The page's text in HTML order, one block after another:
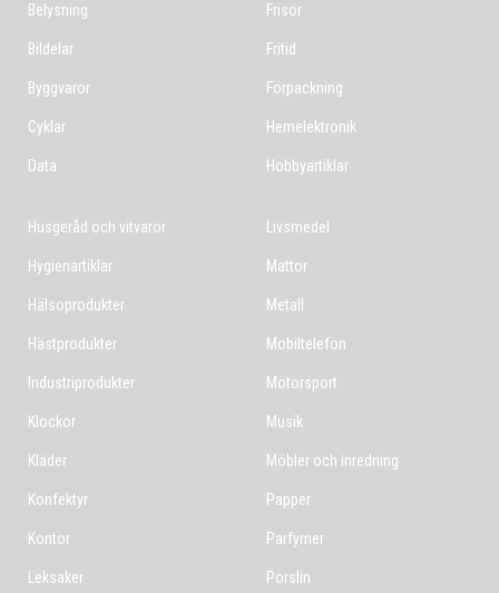
Belysning
Bildelar
Byggvaror
Cyklar
Data
Frisör
Fritid
Förpackning
Hemelektronik
Hobbyartiklar
Husgeråd och vitvaror
Hygienartiklar
Hälsoprodukter
Hästprodukter
Industriprodukter
Klockor
Kläder
Konfektyr
Kontor
Leksaker
Livsmedel
Mattor
Metall
Mobiltelefon
Motorsport
Musik
Möbler och inredning
Papper
Parfymer
Porslin